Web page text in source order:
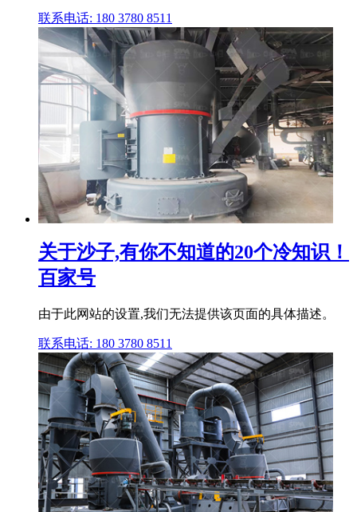
联系电话: 180 3780 8511
关于沙子,有你不知道的20个冷知识！
百家号
由于此网站的设置,我们无法提供该页面的具体描述。
联系电话: 180 3780 8511